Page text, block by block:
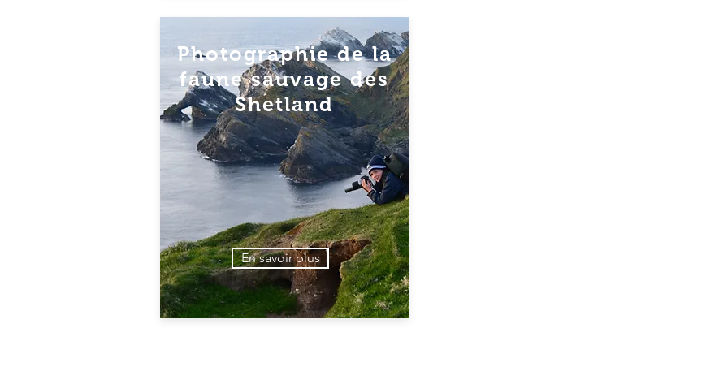
Photographie de la
faune sauvage des
Shetland
En savoir plus